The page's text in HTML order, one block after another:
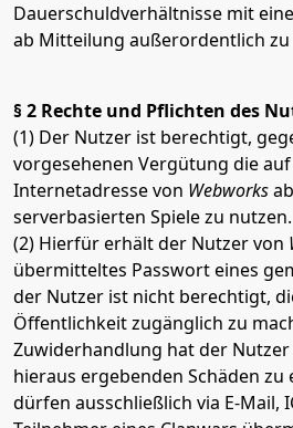
Dauerschuldverhältnisse mit
ab Mitteilung außerordentlich
§ 2 Rechte und Pflichten des
(1) Der Nutzer ist berechtigt,
vorgesehenen Vergütung die
Internetadresse von Webworks
serverbasierten Spiele zu nutzen.
(2) Hierfür erhält der Nutzer von
übermitteltes Passwort eines
der Nutzer ist nicht berechtigt,
Öffentlichkeit zugänglich zu
Zuwiderhandlung hat der Nutzer
hieraus ergebenden Schäden
dürfen ausschließlich via E-Mail,